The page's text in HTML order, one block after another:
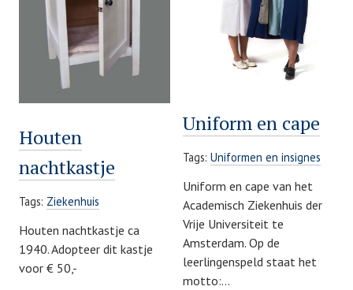
Houten
nachtkastje
Tags: Ziekenhuis
Houten nachtkastje ca
1940. Adopteer dit kastje
voor € 50,-
Uniform en cape
Tags: Uniformen en insignes
Uniform en cape van het
Academisch Ziekenhuis der
Vrije Universiteit te
Amsterdam. Op de
leerlingenspeld staat het
motto:…